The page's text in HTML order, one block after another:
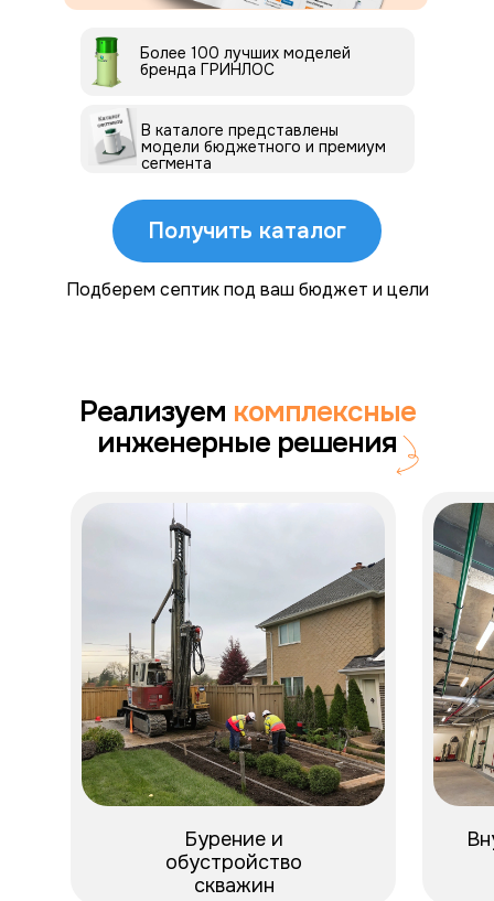
В каталоге представлены
модели бюджетного и премиум
сегмента
Более 100 лучших моделей
бренда ГРИНЛОС
Получить каталог
Подберем септик под ваш бюджет и цели
Реализуем комплексные
инженерные решения
Бурение и
обустройство
скважин